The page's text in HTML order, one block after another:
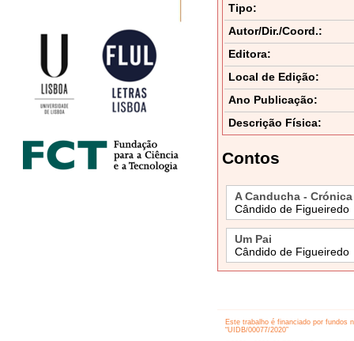
Tipo:
Autor/Dir./Coord.:
Editora:
Local de Edição:
Ano Publicação:
Descrição Física:
Contos
A Canducha -
Cândido de Figueiredo
Um Pai
Cândido de Figueiredo
Este trabalho é financiado por fundos
“UIDB/00077/2020”